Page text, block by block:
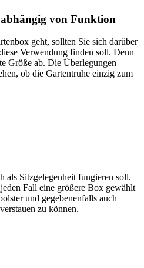
von Funktion
geht, sollten Sie sich darüber
Verwendung finden soll. Denn
Größe ab. Die Überlegungen
ob die Gartentruhe einzig zum
als Sitzgelegenheit fungieren soll.
Fall eine größere Box gewählt
und gegebenenfalls auch
zu können.